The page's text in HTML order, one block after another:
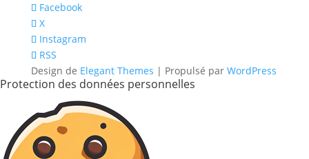
Facebook
X
Instagram
RSS
Design de Elegant Themes | Propulsé par WordPress
Protection des données personnelles